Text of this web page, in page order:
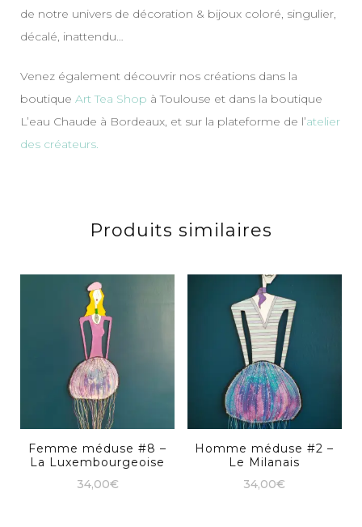
de notre univers de décoration & bijoux coloré, singulier,
décalé, inattendu…
Venez également découvrir nos créations dans la
boutique Art Tea Shop à Toulouse et dans la boutique
L’eau Chaude à Bordeaux, et sur la plateforme de l’atelier
des créateurs.
Produits similaires
Femme méduse #8 –
La Luxembourgeoise
34,00€
Homme méduse #2 –
Le Milanais
34,00€